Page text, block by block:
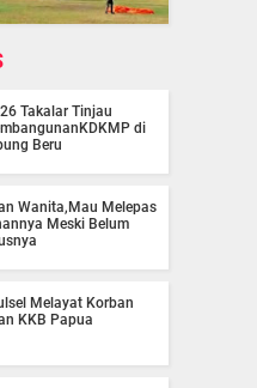
Takalar Tinjau
di
Beru
Wanita,Mau Melepas
Meski Belum
Melayat Korban
KKB Papua